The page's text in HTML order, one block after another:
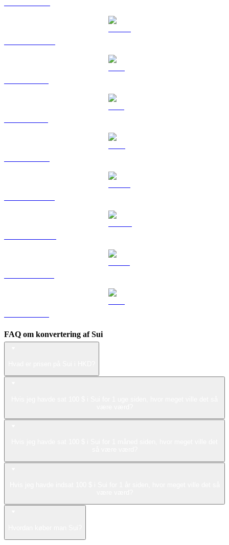
FAQ om konvertering af Sui